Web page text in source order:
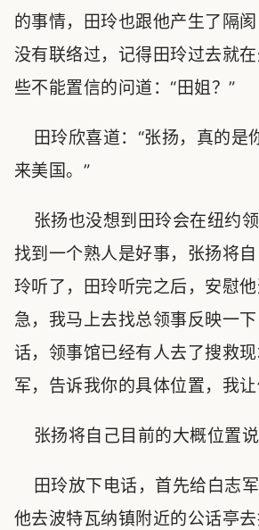
的事情，田玲也跟他产生了隔
没有联络过，记得田玲过去就
些不能置信的问道：“田姐？”
田玲欣喜道：“张扬，真的是
来美国。”
张扬也没想到田玲会在纽约
找到一个熟人是好事，张扬将
玲听了，田玲听完之后，安慰
急，我马上去找总领事反映一
话，领事馆已经有人去了搜救
军，告诉我你的具体位置，我
张扬将自己目前的大概位置说
田玲放下电话，首先给白志
他去波特瓦纳镇附近的公话亭